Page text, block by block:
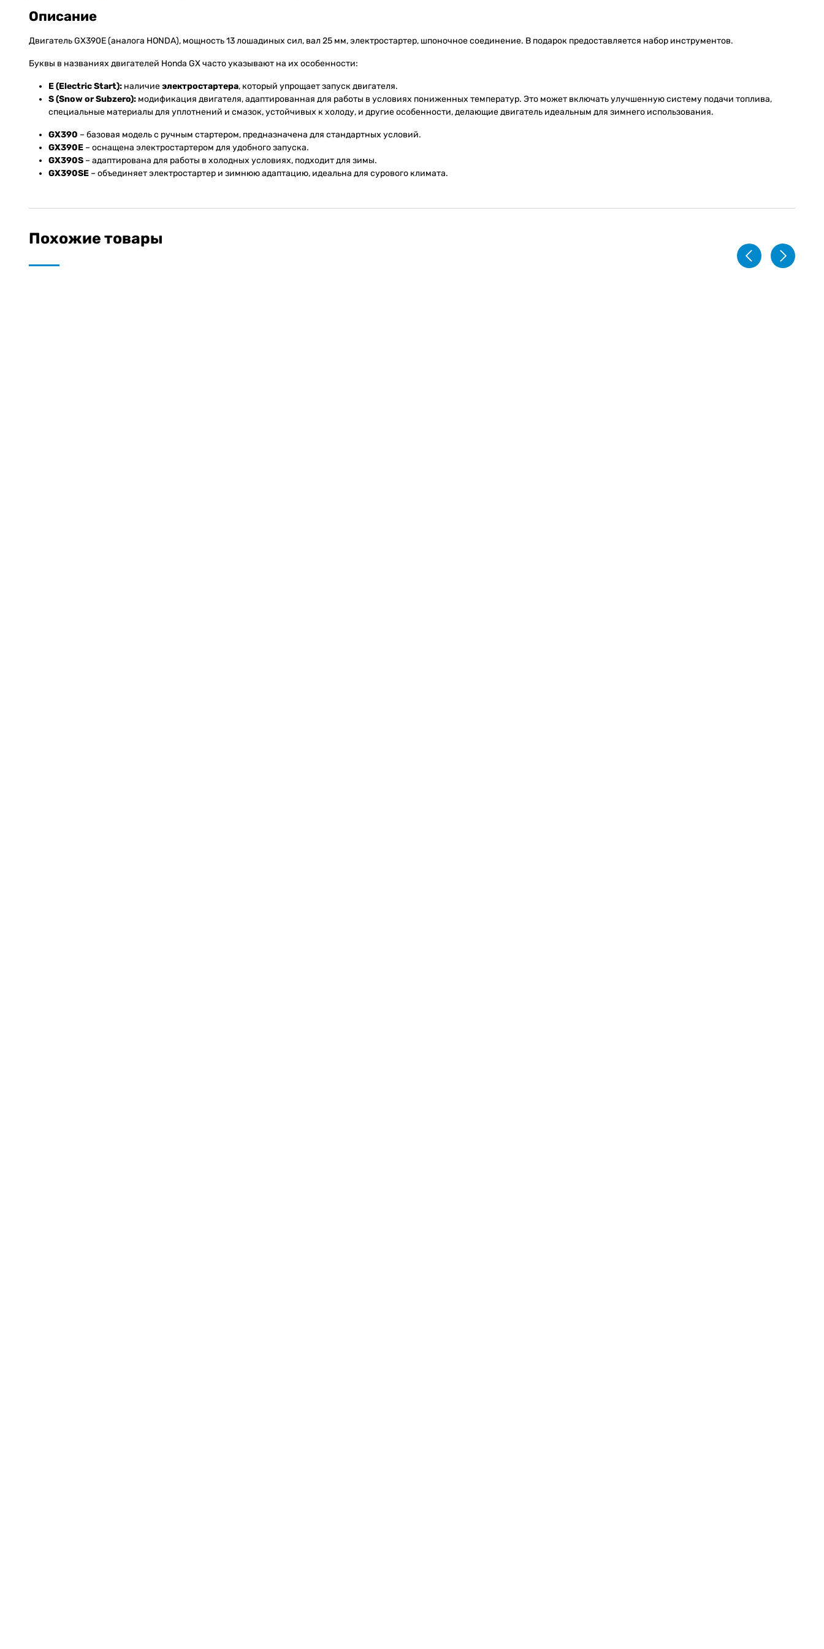
Описание
Двигатель GX390E (аналога HONDA), мощность 13 лошадиных сил, вал 25 мм, электростартер, шпоночное соединение. В подарок предоставляется набор инструментов.
Буквы в названиях двигателей Honda GX часто указывают на их особенности:
E (Electric Start): наличиеэлектростартера, который упрощает запуск двигателя.
S (Snow or Subzero): модификация двигателя, адаптированная для работы в условиях пониженных температур. Это может включать улучшенную систему подачи топлива,
специальные материалы для уплотнений и смазок, устойчивых к холоду, и другие особенности, делающие двигатель идеальным для зимнего использования.
GX390 – базовая модель с ручным стартером, предназначена для стандартных условий.
GX390E – оснащена электростартером для удобного запуска.
GX390S – адаптирована для работы в холодных условиях, подходит для зимы.
GX390SE – объединяет электростартер и зимнюю адаптацию, идеальна для сурового климата.
Похожие товары